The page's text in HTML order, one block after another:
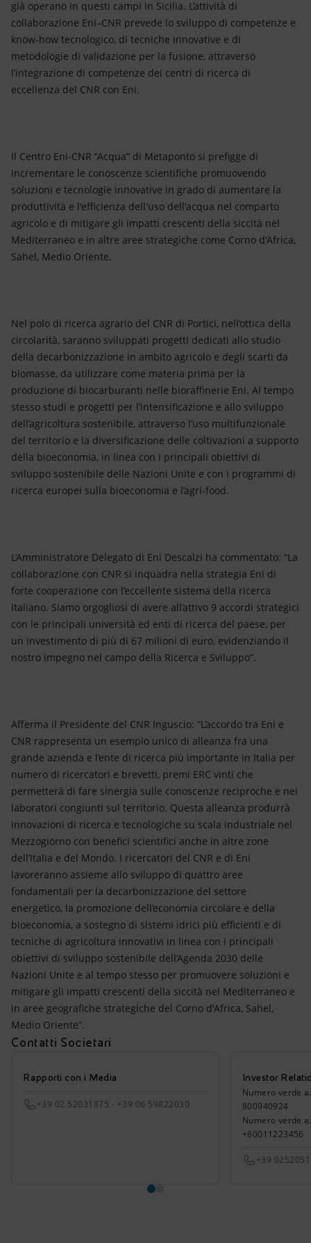
già operano in questi campi in Sicilia. L’attività di
collaborazione Eni–CNR prevede lo sviluppo di competenze e
know-how tecnologico, di tecniche innovative e di
metodologie di validazione per la fusione, attraverso
l’integrazione di competenze dei centri di ricerca di
eccellenza del CNR con Eni.
Il Centro Eni-CNR “Acqua” di Metaponto si prefigge di
incrementare le conoscenze scientifiche promuovendo
soluzioni e tecnologie innovative in grado di aumentare la
produttività e l'efficienza dell'uso dell'acqua nel comparto
agricolo e di mitigare gli impatti crescenti della siccità nel
Mediterraneo e in altre aree strategiche come Corno d'Africa,
Sahel, Medio Oriente.
Nel polo di ricerca agrario del CNR di Portici, nell’ottica della
circolarità, saranno sviluppati progetti dedicati allo studio
della decarbonizzazione in ambito agricolo e degli scarti da
biomasse, da utilizzare come materia prima per la
produzione di biocarburanti nelle bioraffinerie Eni. Al tempo
stesso studi e progetti per l’intensificazione e allo sviluppo
dell’agricoltura sostenibile, attraverso l’uso multifunzionale
del territorio e la diversificazione delle coltivazioni a supporto
della bioeconomia, in linea con i principali obiettivi di
sviluppo sostenibile delle Nazioni Unite e con i programmi di
ricerca europei sulla bioeconomia e l’agri-food.
L’Amministratore Delegato di Eni Descalzi ha commentato: “La
collaborazione con CNR si inquadra nella strategia Eni di
forte cooperazione con l’eccellente sistema della ricerca
italiano. Siamo orgogliosi di avere all’attivo 9 accordi strategici
con le principali università ed enti di ricerca del paese, per
un investimento di più di 67 milioni di euro, evidenziando il
nostro impegno nel campo della Ricerca e Sviluppo”.
Afferma il Presidente del CNR Inguscio: “L’accordo tra Eni e
CNR rappresenta un esempio unico di alleanza fra una
grande azienda e l’ente di ricerca più importante in Italia per
numero di ricercatori e brevetti, premi ERC vinti che
permetterà di fare sinergia sulle conoscenze reciproche e nei
laboratori congiunti sul territorio. Questa alleanza produrrà
innovazioni di ricerca e tecnologiche su scala industriale nel
Mezzogiorno con benefici scientifici anche in altre zone
dell’Italia e del Mondo. I ricercatori del CNR e di Eni
lavoreranno assieme allo sviluppo di quattro aree
fondamentali per la decarbonizzazione del settore
energetico, la promozione dell’economia circolare e della
bioeconomia, a sostegno di sistemi idrici più efficienti e di
tecniche di agricoltura innovativi in linea con i principali
obiettivi di sviluppo sostenibile dell’Agenda 2030 delle
Nazioni Unite e al tempo stesso per promuovere soluzioni e
mitigare gli impatti crescenti della siccità nel Mediterraneo e
in aree geografiche strategiche del Corno d'Africa, Sahel,
Medio Oriente”.
Contatti Societari
Rapporti con i Media
+39 02 52031875 - +39 06 59822030
Investor
Numero verde
800940924
Numero verde
+80011223456
+39